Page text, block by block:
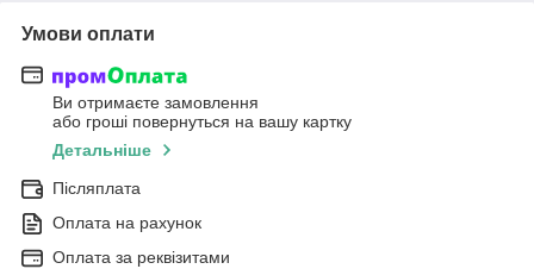
Умови оплати
Ви отримаєте замовлення
або гроші повернуться на вашу картку
Детальніше
Післяплата
Оплата на рахунок
Оплата за реквізитами